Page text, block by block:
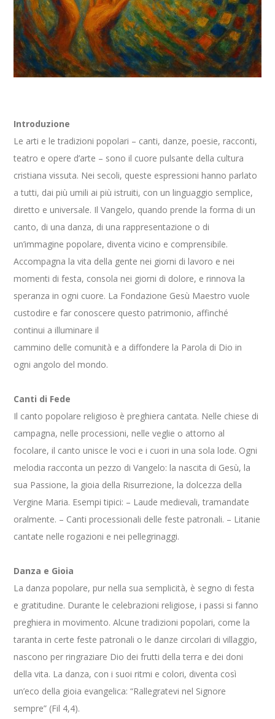
Introduzione
Le arti e le tradizioni popolari – canti, danze, poesie, racconti,
teatro e opere d’arte – sono il cuore pulsante della cultura
cristiana vissuta. Nei secoli, queste espressioni hanno parlato
a tutti, dai più umili ai più istruiti, con un linguaggio semplice,
diretto e universale. Il Vangelo, quando prende la forma di un
canto, di una danza, di una rappresentazione o di
un’immagine popolare, diventa vicino e comprensibile.
Accompagna la vita della gente nei giorni di lavoro e nei
momenti di festa, consola nei giorni di dolore, e rinnova la
speranza in ogni cuore. La Fondazione Gesù Maestro vuole
custodire e far conoscere questo patrimonio, affinché
continui a illuminare il
cammino delle comunità e a diffondere la Parola di Dio in
ogni angolo del mondo.
Canti di Fede
Il canto popolare religioso è preghiera cantata. Nelle chiese di
campagna, nelle processioni, nelle veglie o attorno al
focolare, il canto unisce le voci e i cuori in una sola lode. Ogni
melodia racconta un pezzo di Vangelo: la nascita di Gesù, la
sua Passione, la gioia della Risurrezione, la dolcezza della
Vergine Maria. Esempi tipici: – Laude medievali, tramandate
oralmente. – Canti processionali delle feste patronali. – Litanie
cantate nelle rogazioni e nei pellegrinaggi.
Danza e Gioia
La danza popolare, pur nella sua semplicità, è segno di festa
e gratitudine. Durante le celebrazioni religiose, i passi si fanno
preghiera in movimento. Alcune tradizioni popolari, come la
taranta in certe feste patronali o le danze circolari di villaggio,
nascono per ringraziare Dio dei frutti della terra e dei doni
della vita. La danza, con i suoi ritmi e colori, diventa così
un’eco della gioia evangelica: “Rallegratevi nel Signore
sempre” (Fil 4,4).